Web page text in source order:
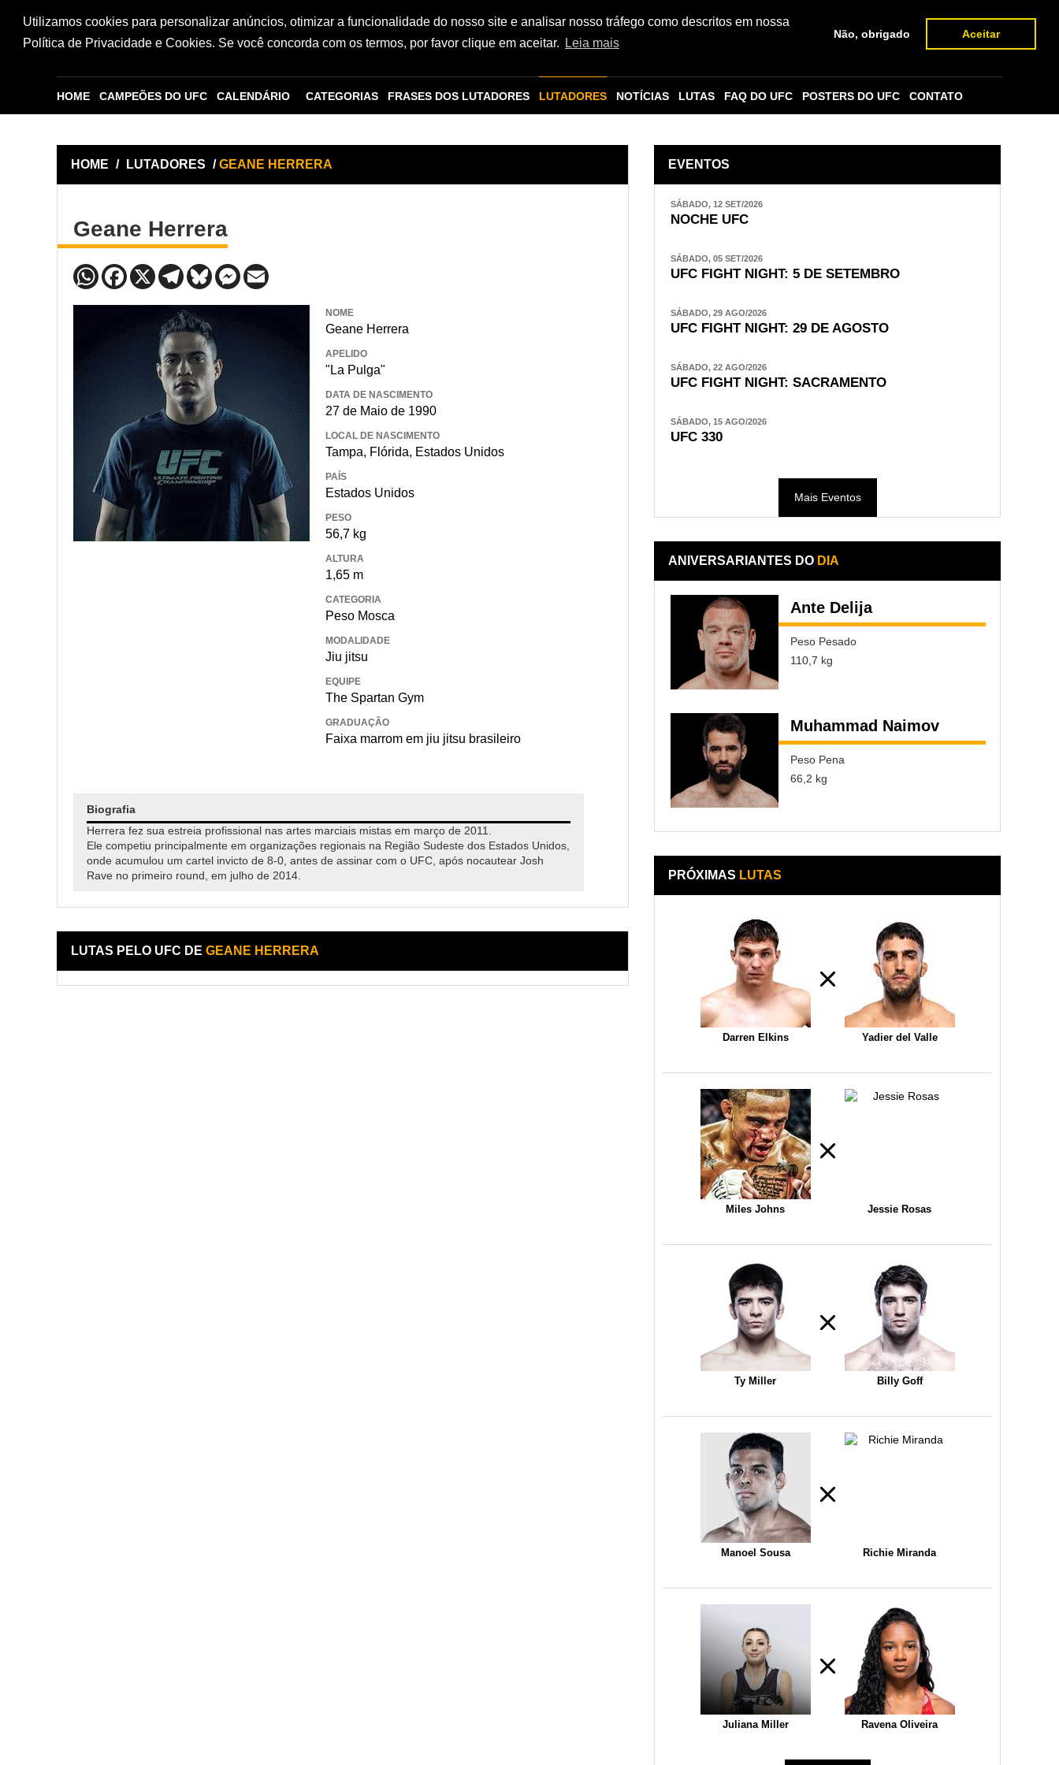
Utilizamos cookies para personalizar anúncios, otimizar a funcionalidade do nosso site e analisar nosso tráfego como descritos em nossa
Política de Privacidade e Cookies. Se você concorda com os termos, por favor clique em aceitar.
Leia mais
Não, obrigado Aceitar
HOME CAMPEÕES DO UFC CALENDÁRIO CATEGORIAS FRASES DOS LUTADORES LUTADORES NOTÍCIAS LUTAS FAQ DO UFC POSTERS DO UFC CONTATO
HOME / LUTADORES /GEANE HERRERA
Geane Herrera
NOME
Geane Herrera
APELIDO
"La Pulga"
DATA DE NASCIMENTO
27 de Maio de 1990
LOCAL DE NASCIMENTO
Tampa, Flórida, Estados Unidos
PAÍS
Estados Unidos
PESO
56,7 kg
ALTURA
1,65 m
CATEGORIA
Peso Mosca
MODALIDADE
Jiu jitsu
EQUIPE
The Spartan Gym
GRADUAÇÃO
Faixa marrom em jiu jitsu brasileiro
Biografia
Herrera fez sua estreia profissional nas artes marciais mistas em março de 2011.
Ele competiu principalmente em organizações regionais na Região Sudeste dos Estados Unidos,
onde acumulou um cartel invicto de 8-0, antes de assinar com o UFC, após nocautear Josh
Rave no primeiro round, em julho de 2014.
LUTAS PELO UFC DE GEANE HERRERA
EVENTOS
SÁBADO, 12 SET/2026
NOCHE UFC
SÁBADO, 05 SET/2026
UFC FIGHT NIGHT: 5 DE SETEMBRO
SÁBADO, 29 AGO/2026
UFC FIGHT NIGHT: 29 DE AGOSTO
SÁBADO, 22 AGO/2026
UFC FIGHT NIGHT: SACRAMENTO
SÁBADO, 15 AGO/2026
UFC 330
Mais Eventos
ANIVERSARIANTES DO DIA
Ante Delija
Peso Pesado
110,7 kg
Muhammad Naimov
Peso Pena
66,2 kg
PRÓXIMAS LUTAS
Darren Elkins Yadier del Valle
Miles Johns Jessie Rosas
Ty Miller Billy Goff
Manoel Sousa Richie Miranda
Juliana Miller Ravena Oliveira